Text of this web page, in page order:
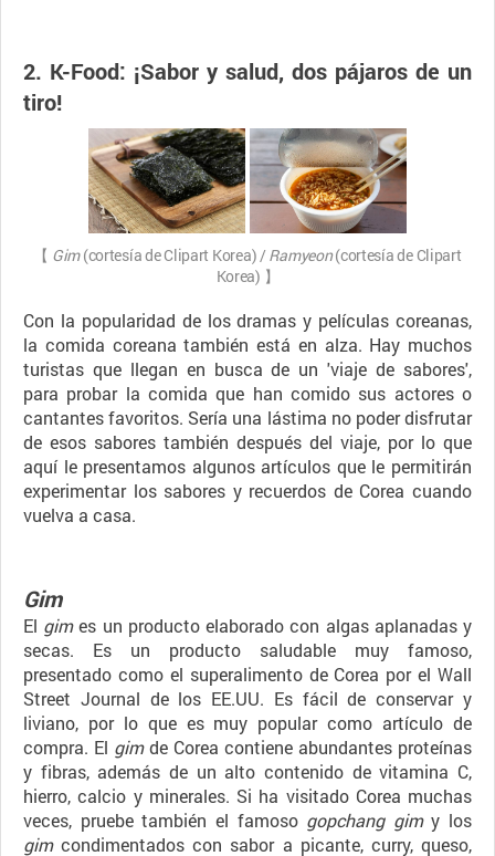
2. K-Food: ¡Sabor y salud, dos pájaros de un
tiro!
【 Gim(cortesía de Clipart Korea) /Ramyeon(cortesía de Clipart
Korea) 】
Con la popularidad de los dramas y películas coreanas,
la comida coreana también está en alza. Hay muchos
turistas que llegan en busca de un 'viaje de sabores',
para probar la comida que han comido sus actores o
cantantes favoritos. Sería una lástima no poder disfrutar
de esos sabores también después del viaje, por lo que
aquí le presentamos algunos artículos que le permitirán
experimentar los sabores y recuerdos de Corea cuando
vuelva a casa.
Gim
El gimes un producto elaborado con algas aplanadas y
secas. Es un producto saludable muy famoso,
presentado como el superalimento de Corea por el Wall
Street Journal de los EE.UU. Es fácil de conservar y
liviano, por lo que es muy popular como artículo de
compra. El gimde Corea contiene abundantes proteínas
y fibras, además de un alto contenido de vitamina C,
hierro, calcio y minerales. Si ha visitado Corea muchas
veces, pruebe también el famoso gopchang gimy los
gimcondimentados con sabor a picante, curry, queso,